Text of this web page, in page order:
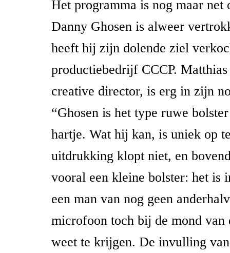
Het programma is nog maar net
Danny Ghosen is alweer
heeft hij zijn dolende ziel
productiebedrijf CCCP.
creative director, is erg in zijn
“Ghosen is het type ruwe
hartje. Wat hij kan, is uniek op
uitdrukking klopt niet, en
vooral een kleine bolster: het is
een man van nog geen
microfoon toch bij de mond van
weet te krijgen. De invulling